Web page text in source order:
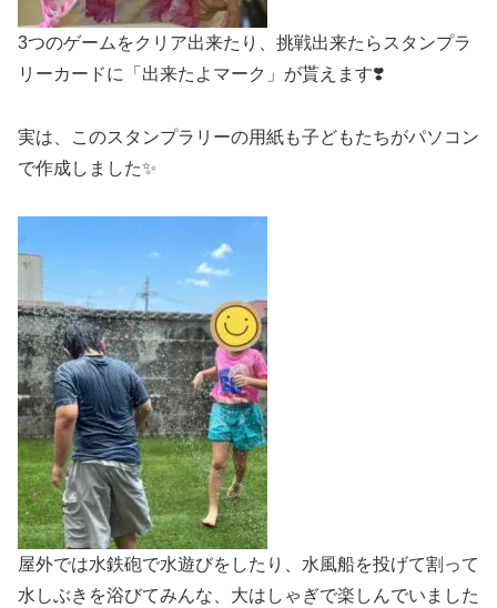
3つのゲームをクリア出来たり、挑戦出来たらスタンプラ
リーカードに「出来たよマーク」が貰えます❣️
実は、このスタンプラリーの用紙も子どもたちがパソコン
で作成しました✨
屋外では水鉄砲で水遊びをしたり、水風船を投げて割って
水しぶきを浴びてみんな、大はしゃぎで楽しんでいました